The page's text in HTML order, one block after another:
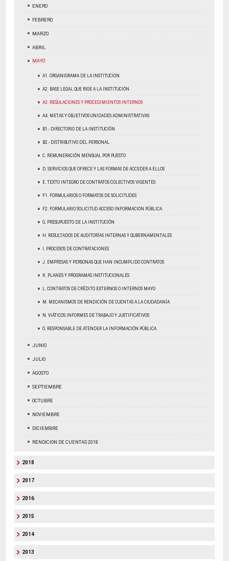
ENERO
FEBRERO
MARZO
ABRIL
MAYO
A1. ORGANIGRAMA DE LA INSTITUCION
A2. BASE LEGAL QUE RIGE A LA INSTITUCIÓN
A3. REGULACIONES Y PROCEDIMIENTOS INTERNOS
A4. METAS Y OBJETIVOS UNIDADES ADMINISTRATIVAS
B1.- DIRECTORIO DE LA INSTITUCIÓN
B2.- DISTRIBUTIVO DEL PERSONAL
C. REMUNERACIÓN MENSUAL POR PUESTO
D. SERVICIOS QUE OFRECE Y LAS FORMAS DE ACCEDER A ELLOS
E. TEXTO INTEGRO DE CONTRATOS COLECTIVOS VIGENTES
F1. FORMULARIOS O FORMATOS DE SOLICITUDES
F2. FORMULARIO SOLICITUD ACCESO INFORMACION PÚBLICA
G. PRESUPUESTO DE LA INSTITUCIÓN
H. RESULTADOS DE AUDITORÍAS INTERNAS Y GUBERNAMENTALES
I. PROCESOS DE CONTRATACIONES
J. EMPRESAS Y PERSONAS QUE HAN INCUMPLIDO CONTRATOS
K. PLANES Y PROGRAMAS INSTITUCIONALES
L. CONTRATOS DE CRÉDITO EXTERNOS O INTERNOS MAYO
M. MECANISMOS DE RENDICIÓN DE CUENTAS A LA CIUDADANÍA
N. VIÁTICOS INFORMES DE TRABAJO Y JUSTIFICATIVOS
O. RESPONSABLE DE ATENDER LA INFORMACIÓN PÚBLICA
JUNIO
JULIO
AGOSTO
SEPTIEMBRE
OCTUBRE
NOVIEMBRE
DICIEMBRE
RENDICION DE CUENTAS 2018
2018
2017
2016
2015
2014
2013